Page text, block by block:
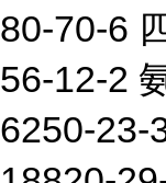
80-70-6
56-12-2
6250-23-